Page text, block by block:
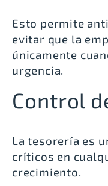
Esto permite
evitar que la
únicamente
urgencia.
Control
La tesorería es
críticos en
crecimiento.